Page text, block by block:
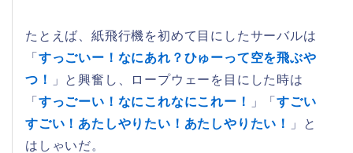
たとえば、紙飛行機を初めて目にしたサーバルは
「 すっごいー！なにあれ？ひゅーって空を飛ぶや
つ！
」と興奮し、ロープウェーを目にした時は
「 すっごーい！なにこれなにこれー！ 」「すごい
すごい！あたしやりたい！あたしやりたい！
」と
はしゃいだ。